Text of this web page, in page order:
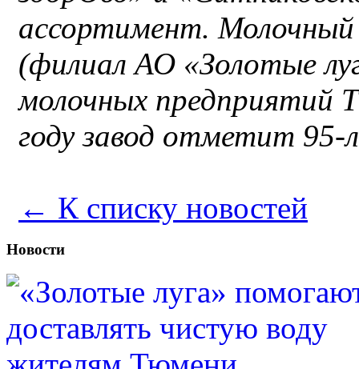
ассортимент.
(филиал АО «Золотые
молочных предприятий
году завод отметит 95-
← К списку новостей
Новости